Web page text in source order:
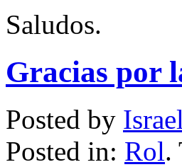
Saludos.
Gracias por
Posted by
Posted in: Rol.